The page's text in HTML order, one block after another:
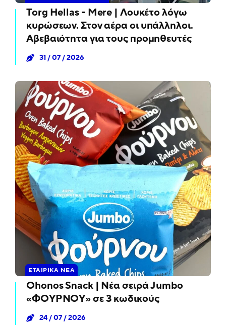
Torg Hellas - Mere | Λουκέτο λόγω
κυρώσεων. Στον αέρα οι υπάλληλοι.
Αβεβαιότητα για τους προμηθευτές
31 / 07 / 2026
ΕΤΑΙΡΙΚΆ ΝΈΑ
Ohonos Snack | Νέα σειρά Jumbo
«ΦΟΥΡΝΟΥ» σε 3 κωδικούς
24 / 07 / 2026